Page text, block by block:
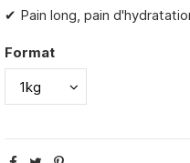
✔ Pain long, pain
Format